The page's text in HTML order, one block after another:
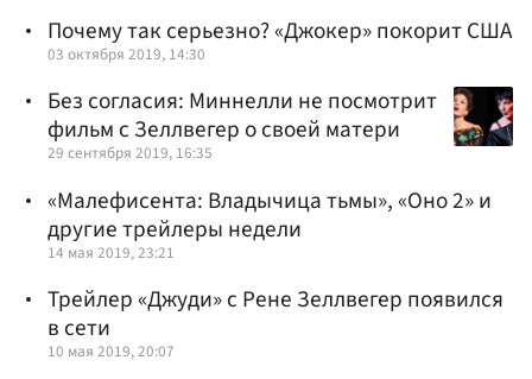
Почему так серьезно? «Джокер» покорит США
03 октября 2019, 14:30
Без согласия: Миннелли не посмотрит
фильм с Зеллвегер о своей матери
29 сентября 2019, 16:35
«Малефисента: Владычица тьмы», «Оно 2» и
другие трейлеры недели
14 мая 2019, 23:21
Трейлер «Джуди» с Рене Зеллвегер появился
в сети
10 мая 2019, 20:07